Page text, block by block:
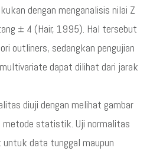
dengan menganalisis nilai Z
± 4 (Hair, 1995). Hal tersebut
outliners, sedangkan pengujian
dapat dilihat dari jarak
diuji dengan melihat gambar
metode statistik. Uji normalitas
untuk data tunggal maupun